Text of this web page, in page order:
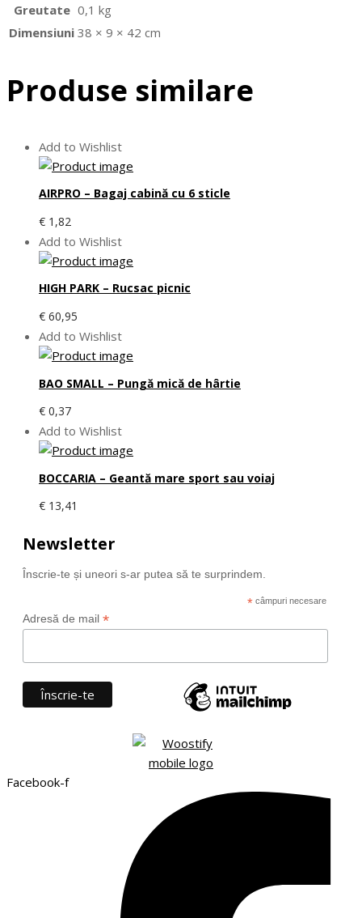
Greutate 0,1 kg
Dimensiuni 38 × 9 × 42 cm
Produse similare
Add to Wishlist
AIRPRO – Bagaj cabină cu 6 sticle
€ 1,82
Add to Wishlist
HIGH PARK – Rucsac picnic
€ 60,95
Add to Wishlist
BAO SMALL – Pungă mică de hârtie
€ 0,37
Add to Wishlist
BOCCARIA – Geantă mare sport sau voiaj
€ 13,41
Newsletter
Înscrie-te și uneori s-ar putea să te surprindem.
* câmpuri necesare
Adresă de mail *
Facebook-f